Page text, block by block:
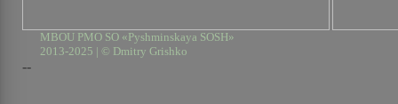
MBOU PMO SO «Pyshminskaya SOSH»
2013-2025 | © Dmitry Grishko
--